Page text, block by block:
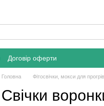
Договір оферти
Головна Фітосвічки, мокси для
Свічки